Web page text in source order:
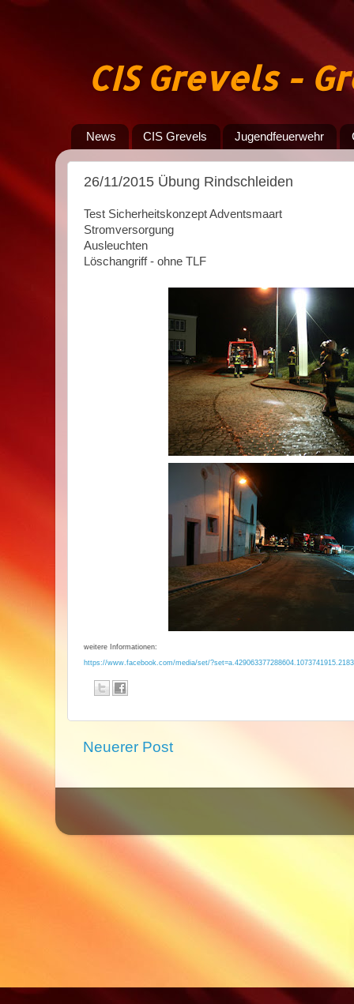
CIS Grevels -
News CIS Grevels Jugendfeuerwehr
26/11/2015 Übung Rindschleiden
Test Sicherheitskonzept Adventsmaart
Stromversorgung
Ausleuchten
Löschangriff - ohne TLF
weitere Informationen:
https://www.facebook.com/media/set/
Neuerer Post